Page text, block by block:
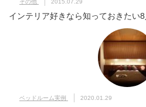
その他 2015.07.29
インテリア好きなら知っておきたい
ベッドルーム実例 2020.01.29